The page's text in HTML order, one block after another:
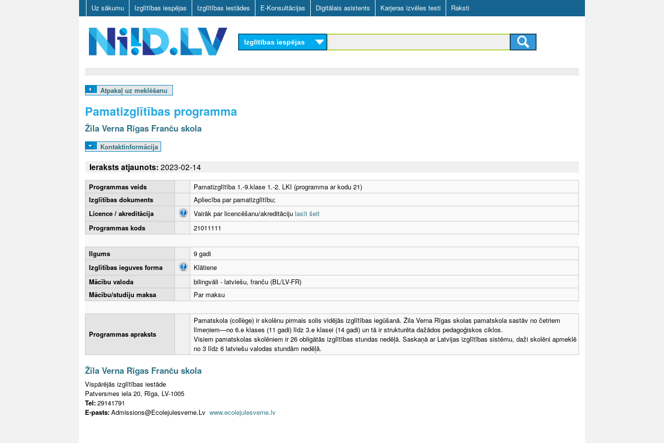
Skip
to
main
content
Uz sākumu Izglītības iespējas Izglītības iestādes E-Konsultācijas Digitālais asistents Karjeras izvēles testi Raksti
D
V
Izglītības iespējas
Atpakaļ uz meklēšanu
Pamatizglītības programma
Žila Verna Rīgas Franču skola
Kontaktinformācija
Ieraksts atjaunots: 2023-02-14
Programmas veids
Pamatizglītība 1.-9.klase 1.-2. LKI (programma ar kodu 21)
Izglītības dokuments
Apliecība par pamatizglītību;
Licence / akreditācija
Vairāk par licencēšanu/akreditāciju lasīt šeit
Programmas kods
21011111
Ilgums
9 gadi
Izglītības ieguves forma
Klātiene
Mācību valoda
bilingvāli - latviešu, franču (BL/LV-FR)
Mācību/studiju maksa
Par maksu
Programmas apraksts
Pamatskola (collège) ir skolēnu pirmais solis vidējās izglītības iegūšanā. Žila Verna Rīgas skolas pamatskola sastāv no četriem
līmeņiem—no 6.e klases (11 gadi) līdz 3.e klasei (14 gadi) un tā ir strukturēta dažādos pedagoģiskos ciklos.
Visiem pamatskolas skolēniem ir 26 obligātās izglītības stundas nedēļā. Saskaņā ar Latvijas izglītības sistēmu, daži skolēni apmeklē
no 3 līdz 6 latviešu valodas stundām nedēļā.
Žila Verna Rīgas Franču skola
Vispārējās izglītības iestāde
Patversmes iela 20, Rīga, LV-1005
Tel:29141791
E-pasts:Admissions@Ecolejulesverne.Lv www.ecolejulesverne.lv